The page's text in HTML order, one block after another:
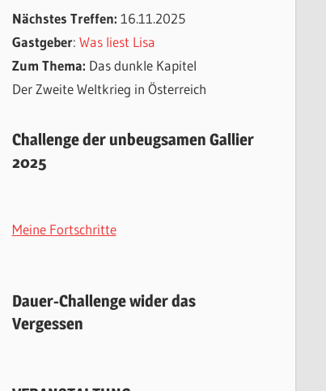
Nächstes Treffen: 16.11.2025
Gastgeber: Was liest Lisa
Zum Thema: Das dunkle Kapitel
Der Zweite Weltkrieg in Österreich
Challenge der unbeugsamen Gallier
2025
Meine Fortschritte
Dauer-Challenge wider das
Vergessen